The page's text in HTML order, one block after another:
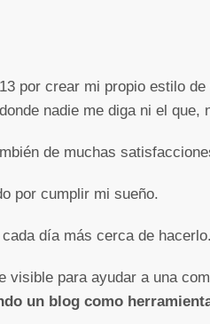
por crear mi propio estilo
nadie me diga ni el que,
de muchas
por cumplir mi sueño.
día más cerca de hacerlo.
visible para ayudar a una
un blog como